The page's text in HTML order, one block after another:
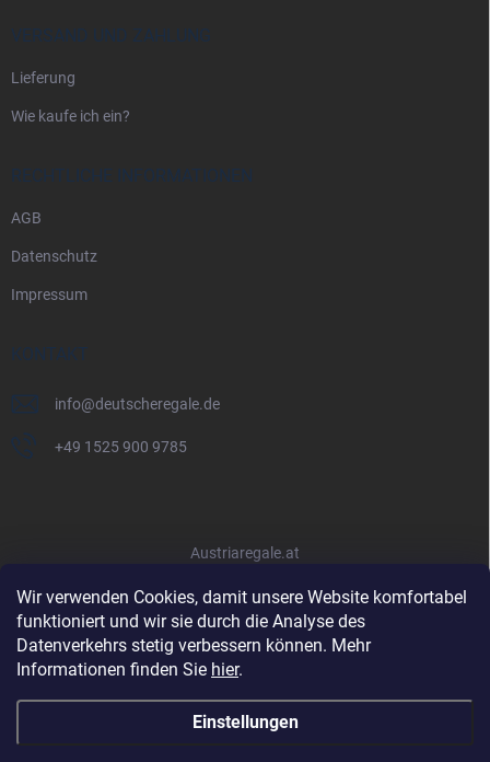
Wir verwenden Cookies, damit unsere Website komfortabel
funktioniert und wir sie durch die Analyse des
Datenverkehrs stetig verbessern können. Mehr
Informationen finden Sie hier.
Einstellungen
VERSAND UND ZAHLUNG
Lieferung
Wie kaufe ich ein?
RECHTLICHE INFORMATIONEN
AGB
Datenschutz
Impressum
KONTAKT
info@deutscheregale.de
+49 1525 900 9785
Austriaregale.at